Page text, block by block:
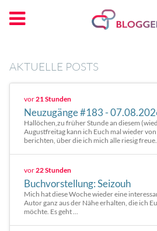
AKTUELLE POSTS
vor21 Stunden
Neuzugänge #183 -
Hallöchen,zu früher Stunde an diesem
Augustfreitag kann ich Euch mal wieder
berichten, über die ich mich alle riesig
vor22 Stunden
Buchvorstellung: Seizouh
Mich hat diese Woche wieder eine
Autor ganz aus der Nähe erhalten, die ich
möchte. Es geht ...